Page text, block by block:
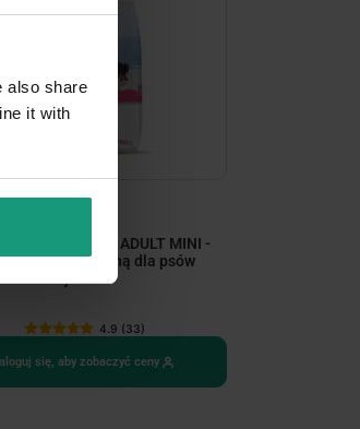
also share
it with
ULTRA PORK ADULT MINI -
z wieprzowiną dla psów
ras małych
4.9 (33)
się, aby zobaczyć ceny